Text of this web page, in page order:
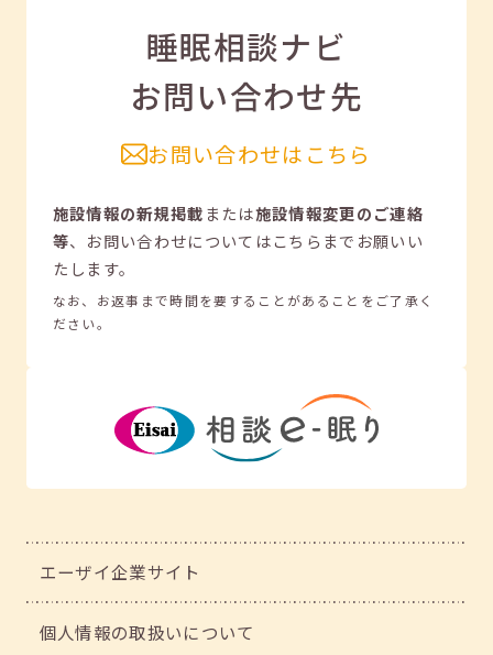
睡眠相談ナビ
お問い合わせ先
お問い合わせはこちら
施設情報の新規掲載または施設情報変更のご連絡
等、 お問い合わせについてはこちらまでお願いい
たします。
なお、お返事まで時間を要することがあることをご了承く
ださい。
エーザイ企業サイト
個人情報の取扱いについて